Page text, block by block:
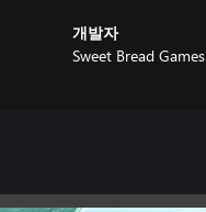
개발자
Sweet Bread Games